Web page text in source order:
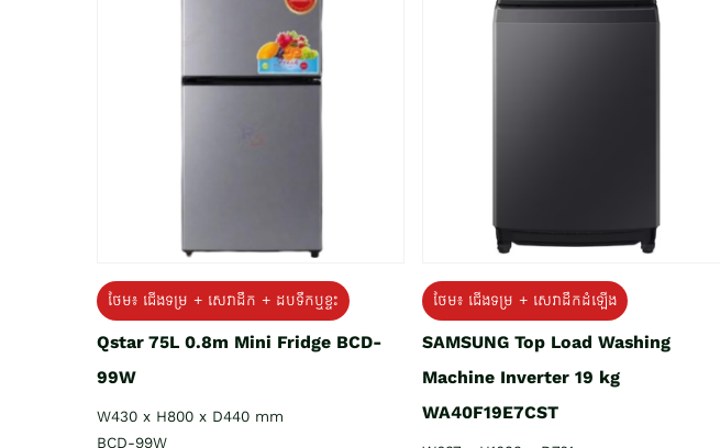
ថែម៖ ជេីងទម្រ + សេវាដឹក + ដបទឹកឬខ្ទះ
Qstar 75L 0.8m Mini Fridge BCD-
99W
W430 x H800 x D440 mm
BCD-99W
ថែម៖ ជើងទម្រ + សេវាដឹកដំឡើង
SAMSUNG Top Load Washing
Machine Inverter 19 kg
WA40F19E7CST